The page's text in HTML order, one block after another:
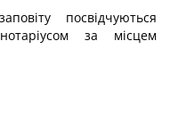
посвідчуються
за місцем